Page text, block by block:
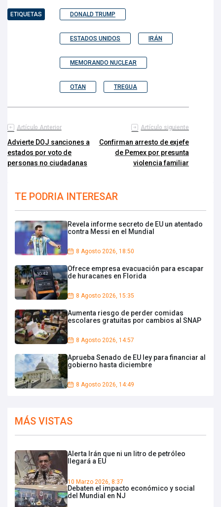
ETIQUETAS DONALD TRUMP
ESTADOS UNIDOS IRÁN
MEMORANDO NUCLEAR
OTAN TREGUA
Artículo Anterior
Advierte DOJ sanciones a
estados por voto de
personas no ciudadanas
Artículo siguiente
Confirman arresto de exjefe
de Pemex por presunta
violencia familiar
TE PODRIA INTERESAR
Revela informe secreto de EU un atentado
contra Messi en el Mundial
8 Agosto 2026, 18:50
Ofrece empresa evacuación para escapar
de huracanes en Florida
8 Agosto 2026, 15:35
Aumenta riesgo de perder comidas
escolares gratuitas por cambios al SNAP
8 Agosto 2026, 14:57
Aprueba Senado de EU ley para financiar al
gobierno hasta diciembre
8 Agosto 2026, 14:49
MÁS VISTAS
Alerta Irán que ni un litro de petróleo
llegará a EU
10 Marzo 2026, 8:37
Debaten el impacto económico y social
del Mundial en NJ